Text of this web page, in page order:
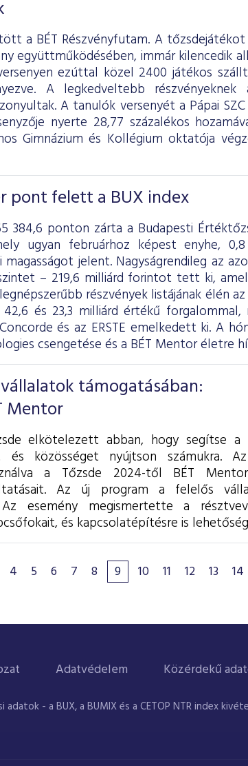
a BÉT Részvényfutam. A
együttműködésében, immár kilencedik
ezúttal közel 2400 játékos
A legkedveltebb
A tanulók versenyét a Pápai
nyerte 28,77 százalékos
Gimnázium és Kollégium oktatója
pont felett a BUX index
ponton zárta a Budapesti
ugyan februárhoz képest enyhe,
jelent. Nagyságrendileg az
– 219,6 milliárd forintot tett ki,
részvények listájának élén az
és 23,3 milliárd értékű
és az ERSTE emelkedett ki. A
csengetése és a BÉT Mentor életre
támogatásában:
Mentor
elkötelezett abban, hogy segítse a
és közösséget nyújtson számukra.
a Tőzsde 2024-től BÉT
Az új program a felelős
esemény megismertette a
és kapcsolatépítésre is
4 5 6 7 8 9 10 11 12 13 14
Adatvédelem Közérdekű
- a BUX, a BUMIX és a CETOP NTR index